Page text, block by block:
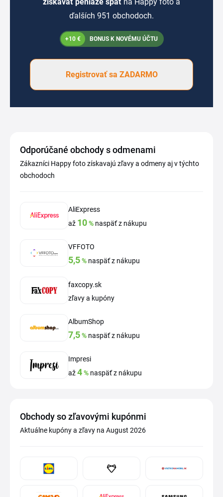
ďalších 951 obchodoch.
+10 € BONUS K NOVÉMU ÚČTU
Registrovať sa ZADARMO
Odporúčané obchody s odmenami
Zákazníci Happy foto získavajú zľavy a odmeny aj v týchto
obchodoch
AliExpress
až 10% naspäť z nákupu
VFFOTO
5,5% naspäť z nákupu
faxcopy.sk
zľavy a kupóny
AlbumShop
7,5% naspäť z nákupu
Impresi
až4% naspäť z nákupu
Obchody so zľavovými kupónmi
Aktuálne kupóny a zľavy na August 2026